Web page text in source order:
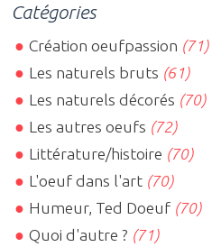
Catégories
Création oeufpassion (71)
Les naturels bruts (61)
Les naturels décorés (70)
Les autres oeufs (72)
Littérature/histoire (70)
L'oeuf dans l'art (70)
Humeur, Ted Doeuf (70)
Quoi d'autre ? (71)